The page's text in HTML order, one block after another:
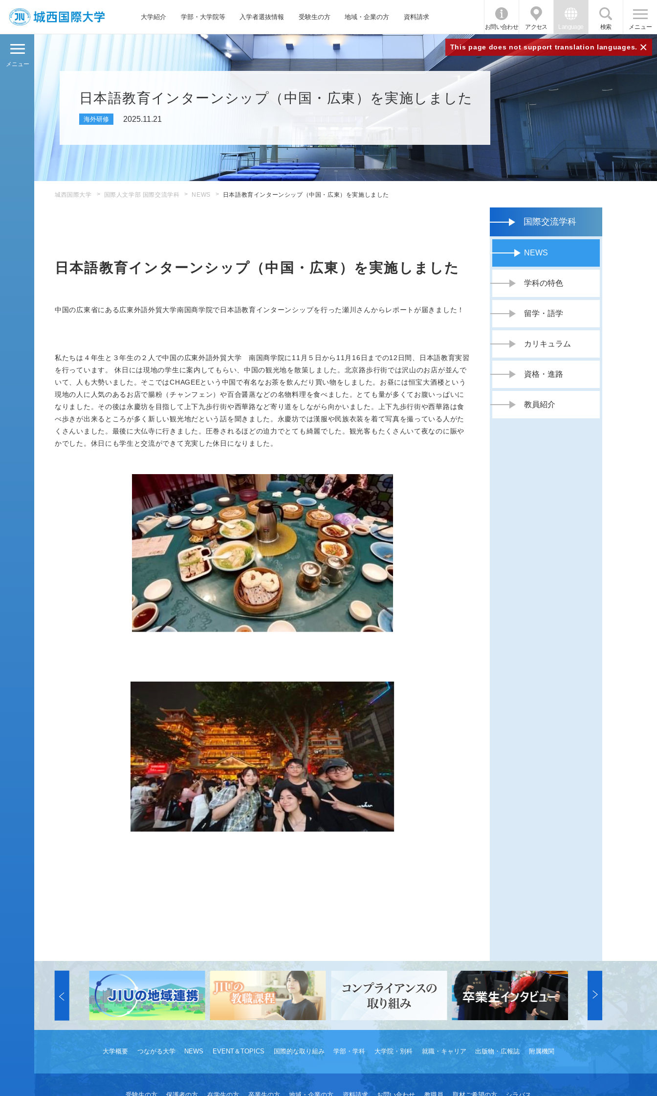
大学紹介 学部・大学院等 入学者選抜情報 受験生の方 地域・企業の方 資料請求
お問い合わせ アクセス Language 検索 メニュー
This page does not support translation languages. ×
メニュー
日本語教育インターンシップ（中国・広東）を実施しました
海外研修 2025.11.21
城西国際大学 国際人文学部 国際交流学科 NEWS 日本語教育インターンシップ（中国・広東）を実施しました
日本語教育インターンシップ（中国・広東）を実施しました
中国の広東省にある広東外語外貿大学南国商学院で日本語教育インターンシップを行った瀬川さんからレポートが届きました！
私たちは４年生と３年生の２人で中国の広東外語外貿大学 南国商学院に11月５日から11月16日までの12日間、日本語教育実習
を行っています。 休日には現地の学生に案内してもらい、中国の観光地を散策しました。北京路歩行街では沢山のお店が並んで
いて、人も大勢いました。そこではCHAGEEという中国で有名なお茶を飲んだり買い物をしました。お昼には恒宝大酒楼という
現地の人に人気のあるお店で腸粉（チャンフェン）や百合醤蒸などの名物料理を食べました。とても量が多くてお腹いっぱいに
なりました。その後は永慶坊を目指して上下九歩行街や西華路など寄り道をしながら向かいました。上下九歩行街や西華路は食
べ歩きが出来るところが多く新しい観光地だという話を聞きました。永慶坊では漢服や民族衣装を着て写真を撮っている人がた
くさんいました。最後に大仏寺に行きました。圧巻されるほどの迫力でとても綺麗でした。観光客もたくさんいて夜なのに賑や
かでした。休日にも学生と交流ができて充実した休日になりました。
国際交流学科
NEWS
学科の特色
留学・語学
カリキュラム
資格・進路
教員紹介
大学概要 つながる大学 NEWS EVENT＆TOPICS 国際的な取り組み 学部・学科 大学院・別科 就職・キャリア 出版物・広報誌 附属機関